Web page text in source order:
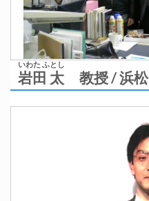
岩田 太
いわた ふとし
教授 / 浜松